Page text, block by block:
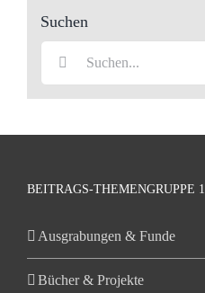
Suchen
BEITRAGS-THEMENGRUPPE 1
Ausgrabungen & Funde
Bücher & Projekte